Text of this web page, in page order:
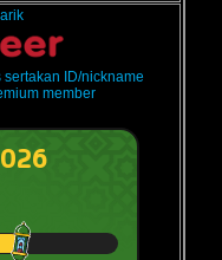
ID/nickname
member